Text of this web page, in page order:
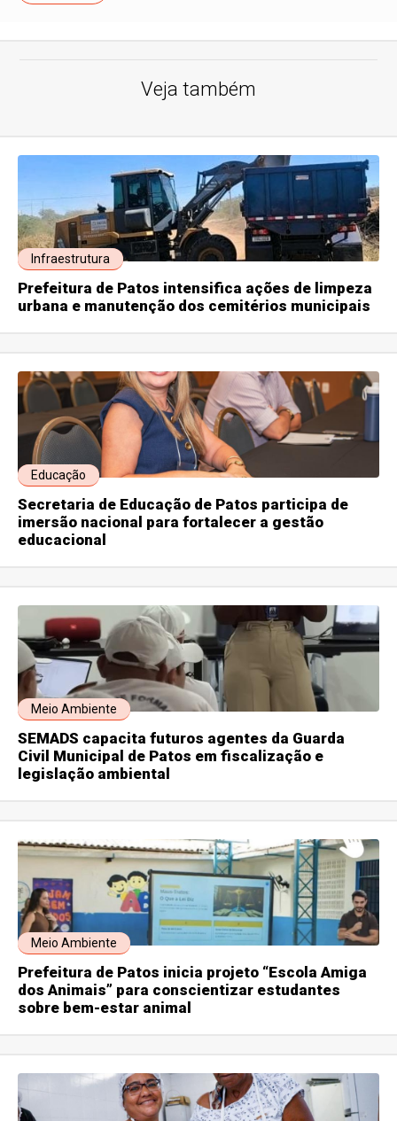
Veja também
Infraestrutura
Prefeitura de Patos intensifica ações de limpeza
urbana e manutenção dos cemitérios municipais
Educação
Secretaria de Educação de Patos participa de
imersão nacional para fortalecer a gestão
educacional
Meio Ambiente
SEMADS capacita futuros agentes da Guarda
Civil Municipal de Patos em fiscalização e
legislação ambiental
Meio Ambiente
Prefeitura de Patos inicia projeto “Escola Amiga
dos Animais” para conscientizar estudantes
sobre bem-estar animal